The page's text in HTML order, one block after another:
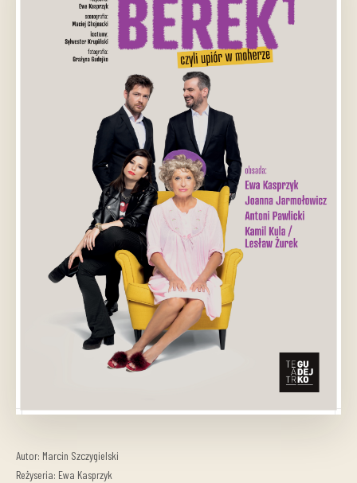
Autor: Marcin Szczygielski
Reżyseria: Ewa Kasprzyk